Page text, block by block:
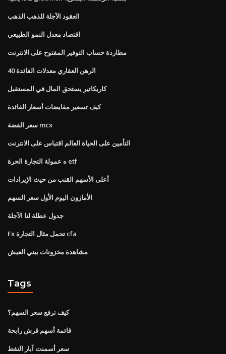
العقود الآجلة للذهب الذهب
اقتصاد معدل النمو الطبيعي
مطاردة حساب التوفير المفتوح على الانترنت
40 الرهن العقاري معدلات الفائدة
كاريكاتير يستحق المال في المستقبل
كيف تسعير مقايضات أسعار الفائدة
سعر الفضة mcx
التأمين على الحياة العالم اقتباس على الانترنت
ه عمولة التجارة الحرة etf
أعلى الأسهم القنب من حيث الإيرادات
الأمازون اليوم الأول سعر السهم
جدول عطلة لنا الآجلة
Fx تحمل مثال التجارة cfa
مشاهدة مخزونات بيني العيش
Tags
كيف ترفع سعر السهم؟
قائمة أسهم قرش رابحة
سعر أسمنت آبار النفط